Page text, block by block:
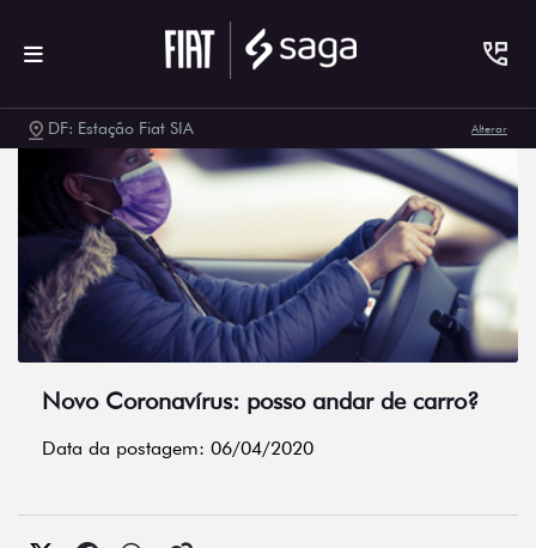
DF: Estação Fiat SIA Alterar
Novo Coronavírus: posso andar de carro?
Data da postagem: 06/04/2020